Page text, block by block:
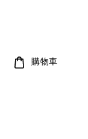
購物車